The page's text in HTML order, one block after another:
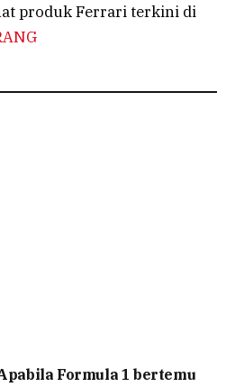
produk Ferrari terkini di
Formula 1 bertemu